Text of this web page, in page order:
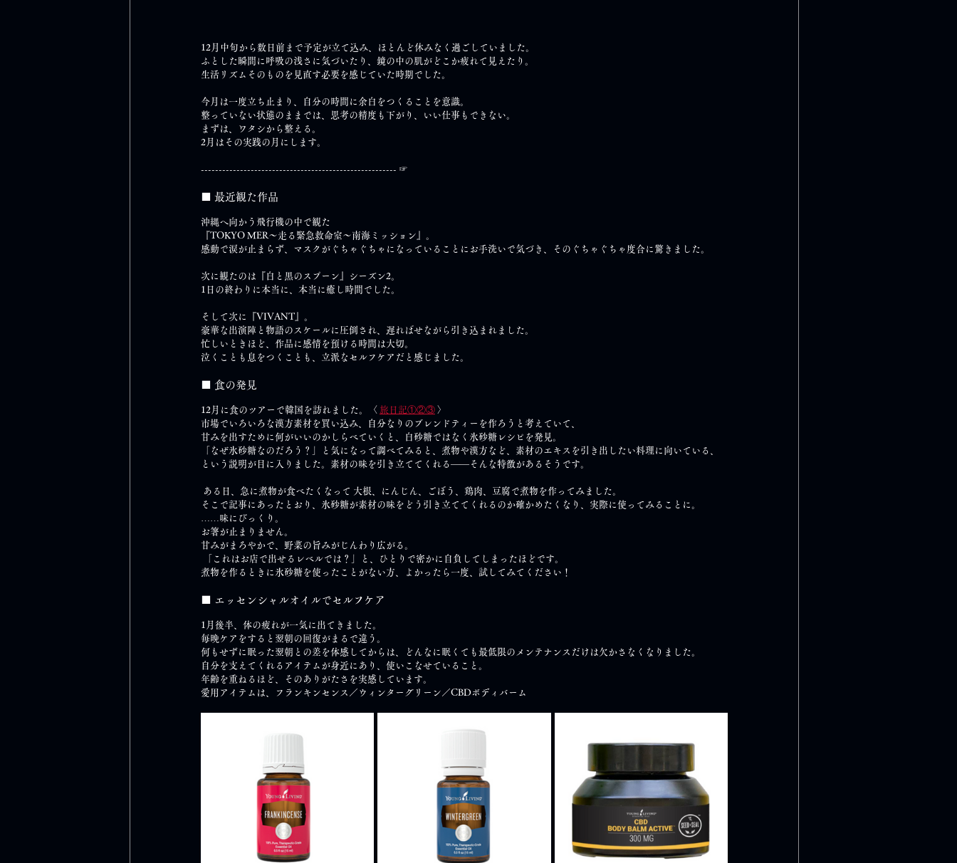
12月中旬から数日前まで予定が立て込み、ほとんど休みなく過ごしていました。
ふとした瞬間に呼吸の浅さに気づいたり、鏡の中の肌がどこか疲れて見えたり。
生活リズムそのものを見直す必要を感じていた時期でした。
今月は一度立ち止まり、自分の時間に余白をつくることを意識。
整っていない状態のままでは、思考の精度も下がり、いい仕事もできない。
まずは、ワタシから整える。
2月はその実践の月にします。
------------------------------------------------------- ☞
■ 最近観た作品
沖縄へ向かう飛行機の中で観た
『TOKYO MER～走る緊急救命室～南海ミッション』。
感動で涙が止まらず、マスクがぐちゃぐちゃになっていることにお手洗いで気づき、そのぐちゃぐちゃ度合に驚きました。
次に観たのは『白と黒のスプーン』シーズン2。
1日の終わりに本当に、本当に癒し時間でした。
そして次に『VIVANT』。
豪華な出演陣と物語のスケールに圧倒され、遅ればせながら引き込まれました。
忙しいときほど、作品に感情を預ける時間は大切。
泣くことも息をつくことも、立派なセルフケアだと感じました。
■ 食の発見
12月に食のツアーで韓国を訪れました。〈 旅日記①②③ 〉
市場でいろいろな漢方素材を買い込み、自分なりのブレンドティーを作ろうと考えていて、
甘みを出すために何がいいのかしらべていくと、白砂糖ではなく氷砂糖レシピを発見。
「なぜ氷砂糖なのだろう？」と気になって調べてみると、煮物や漢方など、素材のエキスを引き出したい料理に向いている、
という説明が目に入りました。素材の味を引き立ててくれる――そんな特徴があるそうです。
ある日、急に煮物が食べたくなって 大根、にんじん、ごぼう、鶏肉、豆腐で煮物を作ってみました。
そこで記事にあったとおり、氷砂糖が素材の味をどう引き立ててくれるのか確かめたくなり、実際に使ってみることに。
……味にびっくり。
お箸が止まりません。
甘みがまろやかで、野菜の旨みがじんわり広がる。
「これはお店で出せるレベルでは？」と、ひとりで密かに自負してしまったほどです。
煮物を作るときに氷砂糖を使ったことがない方、よかったら一度、試してみてください！
■ エッセンシャルオイルでセルフケア
1月後半、体の疲れが一気に出てきました。
毎晩ケアをすると翌朝の回復がまるで違う。
何もせずに眠った翌朝との差を体感してからは、どんなに眠くても最低限のメンテナンスだけは欠かさなくなりました。
自分を支えてくれるアイテムが身近にあり、使いこなせていること。
年齢を重ねるほど、そのありがたさを実感しています。
愛用アイテムは、フランキンセンス／ウィンターグリーン／CBDボディバーム